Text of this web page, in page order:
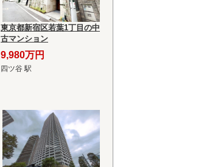
東京都新宿区若葉1丁目の中
古マンション
9,980万円
四ツ谷 駅